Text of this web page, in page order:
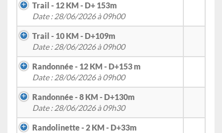
Trail - 12 KM - D+ 153m
Date : 28/06/2026 à 09h00
Trail - 10 KM - D+109m
Date : 28/06/2026 à 09h00
Randonnée - 12 KM - D+153 m
Date : 28/06/2026 à 09h00
Randonnée - 8 KM - D+130m
Date : 28/06/2026 à 09h30
Randolinette - 2 KM - D+33m